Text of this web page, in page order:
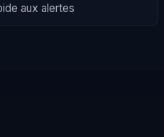
aux alertes